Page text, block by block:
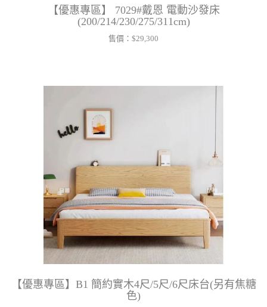
【優惠專區】 7029#戴恩 電動沙發床
(200/214/230/275/311cm)
售價： $29,300
【優惠專區】B1 簡約實木4尺/5尺/6尺床台(另有焦糖
色)